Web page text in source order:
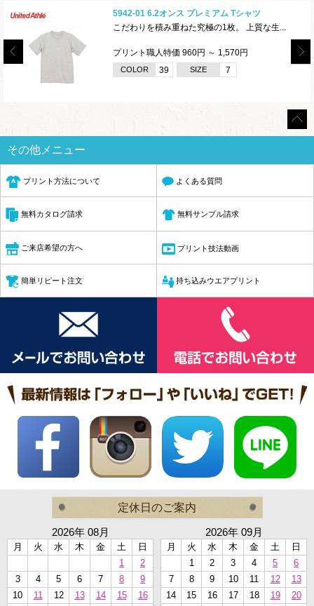
5942-01 6.2オンス プレミアム Tシャツ
こだわりを積み重ねた究極の1枚。 上質な生...
プリント職人特価 960円 ～ 1,570円
COLOR 39 SIZE 7
その他メニュー
プリント方法について よくある質問
無料カタログ請求 無料サンプル請求
ご来店希望の方へ プリント技法動画
簡単リピート注文 持ち込みウエアプリント
定休日のご案内
2026年 08月
月 火 水 木 金 土
日
1
2
3
4 5 6 7 8
9
10
11 12 13 14 15 16
2026年 09月
月 火 水 木 金 土
日
1
2 3 4 5
6
7
8 9 10 11 12
13
14
15 16 17 18 19 20